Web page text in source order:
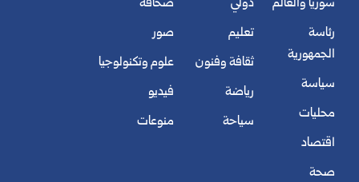
سوريا والعالم
رئاسة
الجمهورية
سياسة
محليات
اقتصاد
صحة
دولي
تعليم
ثقافة وفنون
رياضة
سياحة
صحافة
صور
علوم وتكنولوجيا
فيديو
منوعات